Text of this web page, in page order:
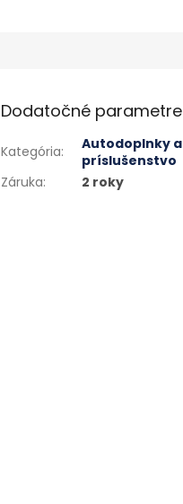
Dodatočné parametre
Kategória:
Autodoplnky a
príslušenstvo
Záruka: 2 roky